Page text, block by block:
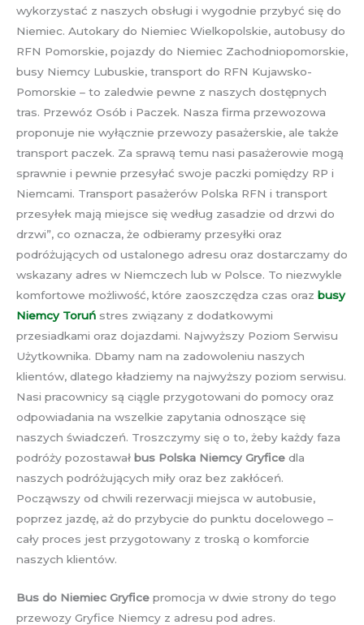
wykorzystać z naszych obsługi i wygodnie przybyć się do
Niemiec. Autokary do Niemiec Wielkopolskie, autobusy do
RFN Pomorskie, pojazdy do Niemiec Zachodniopomorskie,
busy Niemcy Lubuskie, transport do RFN Kujawsko-
Pomorskie – to zaledwie pewne z naszych dostępnych
tras. Przewóz Osób i Paczek. Nasza firma przewozowa
proponuje nie wyłącznie przewozy pasażerskie, ale także
transport paczek. Za sprawą temu nasi pasażerowie mogą
sprawnie i pewnie przesyłać swoje paczki pomiędzy RP i
Niemcami. Transport pasażerów Polska RFN i transport
przesyłek mają miejsce się według zasadzie od drzwi do
drzwi”, co oznacza, że odbieramy przesyłki oraz
podróżujących od ustalonego adresu oraz dostarczamy do
wskazany adres w Niemczech lub w Polsce. To niezwykle
komfortowe możliwość, które zaoszczędza czas oraz busy
Niemcy Toruń stres związany z dodatkowymi
przesiadkami oraz dojazdami. Najwyższy Poziom Serwisu
Użytkownika. Dbamy nam na zadowoleniu naszych
klientów, dlatego kładziemy na najwyższy poziom serwisu.
Nasi pracownicy są ciągle przygotowani do pomocy oraz
odpowiadania na wszelkie zapytania odnoszące się
naszych świadczeń. Troszczymy się o to, żeby każdy faza
podróży pozostawał bus Polska Niemcy Gryfice dla
naszych podróżujących miły oraz bez zakłóceń.
Począwszy od chwili rezerwacji miejsca w autobusie,
poprzez jazdę, aż do przybycie do punktu docelowego –
cały proces jest przygotowany z troską o komforcie
naszych klientów.
Bus do Niemiec Gryfice promocja w dwie strony do tego
przewozy Gryfice Niemcy z adresu pod adres.